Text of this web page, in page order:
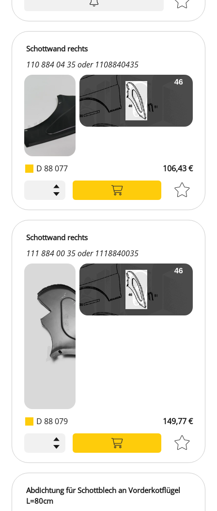
D 88 077
Schottwand rechts
110 884 04 35 oder 1108840435
106,43 €
D 88 079
Schottwand rechts
111 884 00 35 oder 1118840035
149,77 €
Abdichtung für Schottblech an Vorderkotflügel
L=80cm